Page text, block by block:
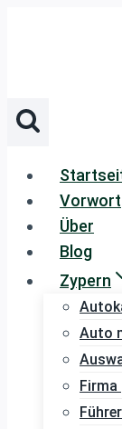
Vorwort
Über
Blog
Zypern
Auto
Firma